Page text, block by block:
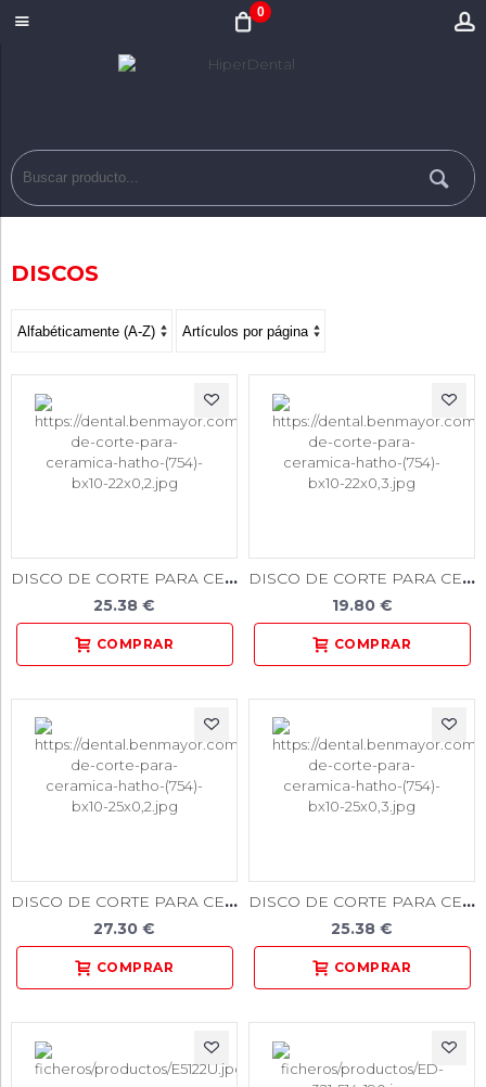
0
DISCOS
DISCO DE CORTE PARA CERAMICA HATHO (754) BX10 22X0,2
25.38 €
DISCO DE CORTE PARA CERAMICA HATHO (754) BX10 22X0,3
19.80 €
DISCO DE CORTE PARA CERAMICA HATHO (754) BX10 25X0,2
27.30 €
DISCO DE CORTE PARA CERAMICA HATHO (754) BX10 25X0,3
25.38 €